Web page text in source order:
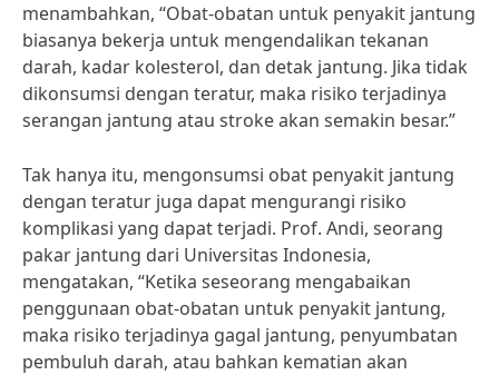
menambahkan, “Obat-obatan untuk penyakit jantung
biasanya bekerja untuk mengendalikan tekanan
darah, kadar kolesterol, dan detak jantung. Jika tidak
dikonsumsi dengan teratur, maka risiko terjadinya
serangan jantung atau stroke akan semakin besar.”
Tak hanya itu, mengonsumsi obat penyakit jantung
dengan teratur juga dapat mengurangi risiko
komplikasi yang dapat terjadi. Prof. Andi, seorang
pakar jantung dari Universitas Indonesia,
mengatakan, “Ketika seseorang mengabaikan
penggunaan obat-obatan untuk penyakit jantung,
maka risiko terjadinya gagal jantung, penyumbatan
pembuluh darah, atau bahkan kematian akan